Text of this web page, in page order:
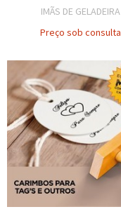
IMÃS DE GELADEIRA
Preço sob consulta